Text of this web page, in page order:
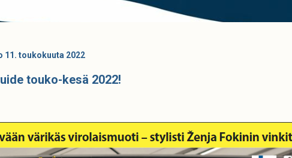
11. toukokuuta 2022
touko-kesä 2022!